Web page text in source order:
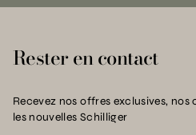
Rester en contact
Recevez nos offres exclusives,
les nouvelles Schilliger